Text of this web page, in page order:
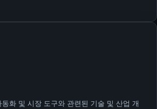
화 및 시장 도구와 관련된 기술 및 산업 개